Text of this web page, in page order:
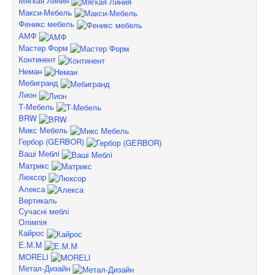
Макси-Мебель
Феникс мебель
АМФ
Мастер Форм
Континент
Неман
Мебигранд
Лион
Т-Мебель
BRW
Микс Мебель
Гербор (GERBOR)
Ваші Меблі
Матрикс
Люксор
Алекса
Вертикаль
Сучасні меблі
Олімпія
Кайрос
Е.М.М
MORELI
Метал-Дизайн